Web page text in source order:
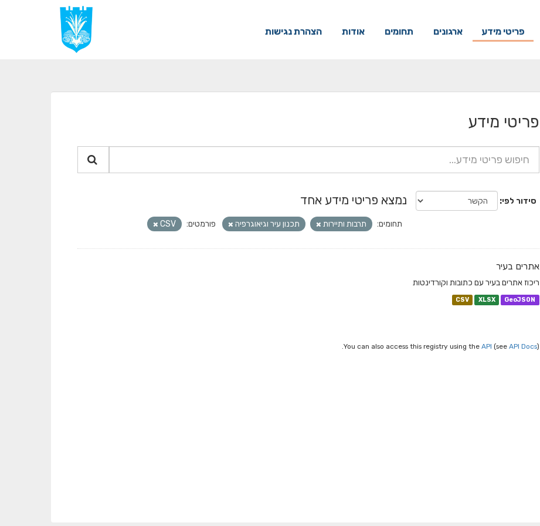
פריטי מידע ארגונים תחומים אודות הצהרת נגישות
פריטי מידע
סידור לפי נמצא פריטי מידע אחד
תחומים: תרבות ותיירות תכנון עיר וגיאוגרפיה פורמטים: CSV
אתרים בעיר
ריכוז אתרים בעיר עם כתובות וקורדינטות
CSV XLSX GeoJSON
You can also access this registry using the API (see API Docs).